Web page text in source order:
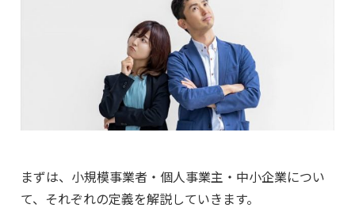
まずは、小規模事業者・個人事業主・中小企業につい
て、それぞれの定義を解説していきます。